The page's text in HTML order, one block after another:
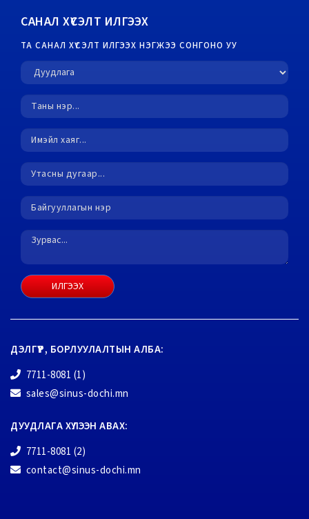
САНАЛ ХҮСЭЛТ ИЛГЭЭХ
ТА САНАЛ ХҮСЭЛТ ИЛГЭЭХ НЭГЖЭЭ СОНГОНО УУ
ИЛГЭЭХ
ДЭЛГҮҮР, БОРЛУУЛАЛТЫН АЛБА:
7711-8081 (1)
sales@sinus-dochi.mn
ДУУДЛАГА ХҮЛЭЭН АВАХ:
7711-8081 (2)
contact@sinus-dochi.mn